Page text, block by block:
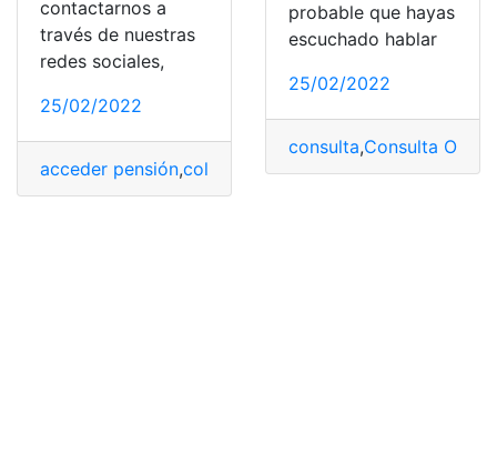
contactarnos a
través de nuestras
redes sociales,
25/02/2022
acceder pensión,colombia cotizadas,Edad,
probable que hayas
escuchado hablar
25/02/2022
consulta,Consulta Online